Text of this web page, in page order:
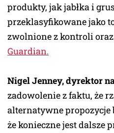
produkty, jak jabłka i
przeklasyfikowane jako
zwolnione z kontroli oraz
Guardian.
Nigel Jenney, dyrektor
zadowolenie z faktu, że
alternatywne propozycje
że konieczne jest dalsze